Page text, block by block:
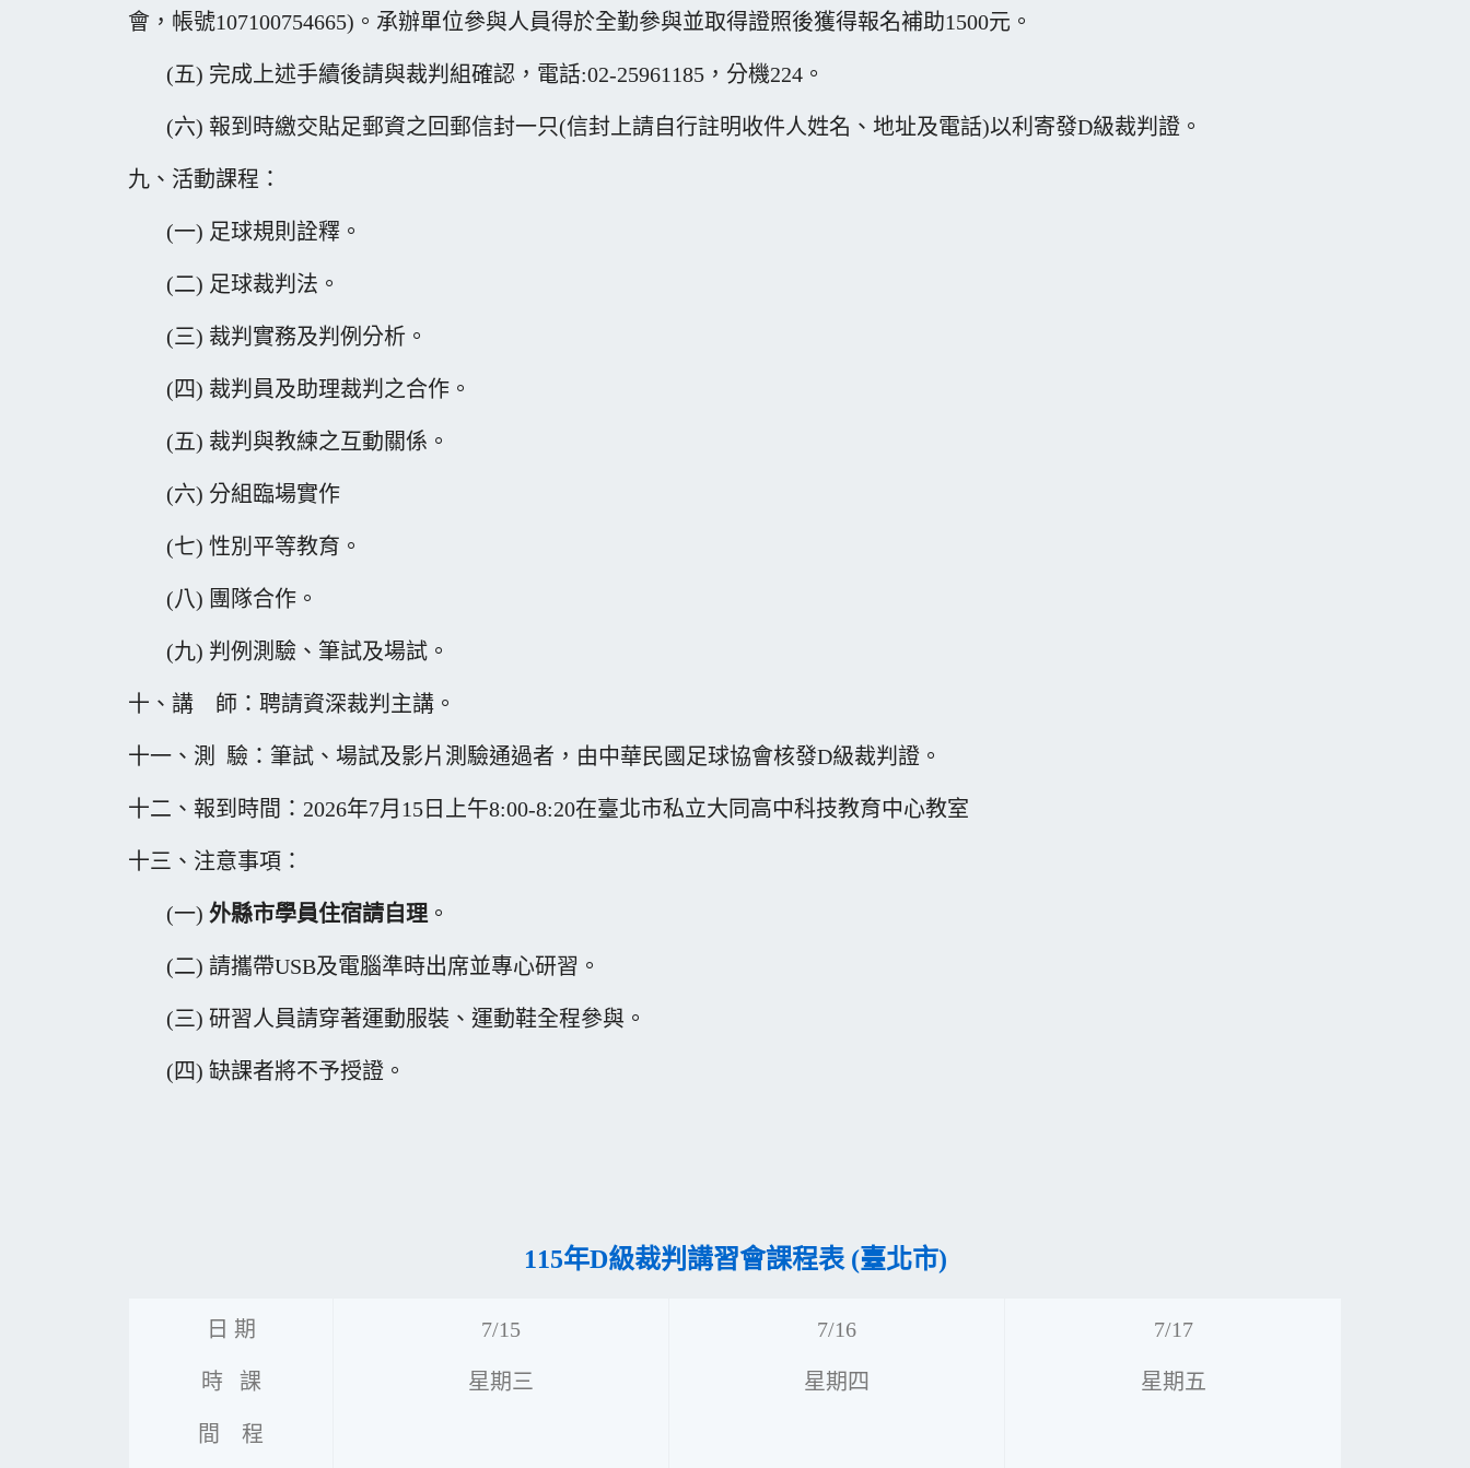
會，帳號107100754665)。承辦單位參與人員得於全勤參與並取得證照後獲得報名補助1500元。
(五) 完成上述手續後請與裁判組確認，電話:02-25961185，分機224。
(六) 報到時繳交貼足郵資之回郵信封一只(信封上請自行註明收件人姓名、地址及電話)以利寄發D級裁判證。
九、活動課程：
(一) 足球規則詮釋。
(二) 足球裁判法。
(三) 裁判實務及判例分析。
(四) 裁判員及助理裁判之合作。
(五) 裁判與教練之互動關係。
(六) 分組臨場實作
(七) 性別平等教育。
(八) 團隊合作。
(九) 判例測驗、筆試及場試。
十、講 師：聘請資深裁判主講。
十一、測 驗：筆試、場試及影片測驗通過者，由中華民國足球協會核發D級裁判證。
十二、報到時間：2026年7月15日上午8:00-8:20在臺北市私立大同高中科技教育中心教室
十三、注意事項：
(一) 外縣市學員住宿請自理。
(二) 請攜帶USB及電腦準時出席並專心研習。
(三) 研習人員請穿著運動服裝、運動鞋全程參與。
(四) 缺課者將不予授證。
115年D級裁判講習會課程表 (臺北市)
日 期
時 課
間 程
7/15
星期三
7/16
星期四
7/17
星期五